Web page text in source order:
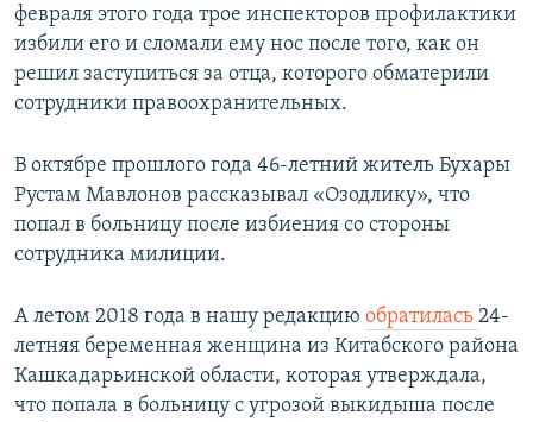
февраля этого года трое инспекторов профилактики
избили его и сломали ему нос после того, как он
решил заступиться за отца, которого обматерили
сотрудники правоохранительных.
В октябре прошлого года 46-летний житель Бухары
Рустам Мавлонов рассказывал «Озодлику», что
попал в больницу после избиения со стороны
сотрудника милиции.
А летом 2018 года в нашу редакцию обратилась 24-
летняя беременная женщина из Китабского района
Кашкадарьинской области, которая утверждала,
что попала в больницу с угрозой выкидыша после